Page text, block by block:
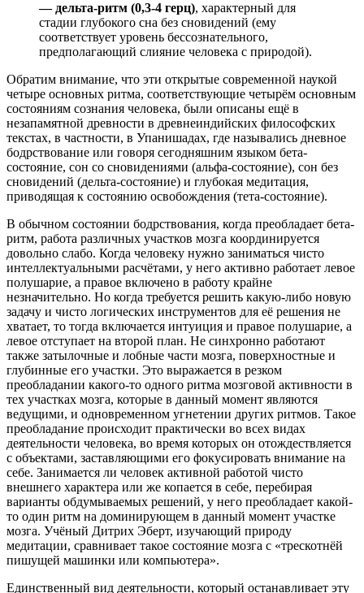
— дельта-ритм (0,3-4 герц), характерный для
стадии глубокого сна без сновидений (ему
соответствует уровень бессознательного,
предполагающий слияние человека с природой).
Обратим внимание, что эти открытые современной наукой
четыре основных ритма, соответствующие четырём основным
состояниям сознания человека, были описаны ещё в
незапамятной древности в древнеиндийских философских
текстах, в частности, в Упанишадах, где назывались дневное
бодрствование или говоря сегодняшним языком бета-
состояние, сон со сновидениями (альфа-состояние), сон без
сновидений (дельта-состояние) и глубокая медитация,
приводящая к состоянию освобождения (тета-состояние).
В обычном состоянии бодрствования, когда преобладает бета-
ритм, работа различных участков мозга координируется
довольно слабо. Когда человеку нужно заниматься чисто
интеллектуальными расчётами, у него активно работает левое
полушарие, а правое включено в работу крайне
незначительно. Но когда требуется решить какую-либо новую
задачу и чисто логических инструментов для её решения не
хватает, то тогда включается интуиция и правое полушарие, а
левое отступает на второй план. Не синхронно работают
также затылочные и лобные части мозга, поверхностные и
глубинные его участки. Это выражается в резком
преобладании какого-то одного ритма мозговой активности в
тех участках мозга, которые в данный момент являются
ведущими, и одновременном угнетении других ритмов. Такое
преобладание происходит практически во всех видах
деятельности человека, во время которых он отождествляется
с объектами, заставляющими его фокусировать внимание на
себе. Занимается ли человек активной работой чисто
внешнего характера или же копается в себе, перебирая
варианты обдумываемых решений, у него преобладает какой-
то один ритм на доминирующем в данный момент участке
мозга. Учёный Дитрих Эберт, изучающий природу
медитации, сравнивает такое состояние мозга с «трескотнёй
пишущей машинки или компьютера».
Единственный вид деятельности, который останавливает эту